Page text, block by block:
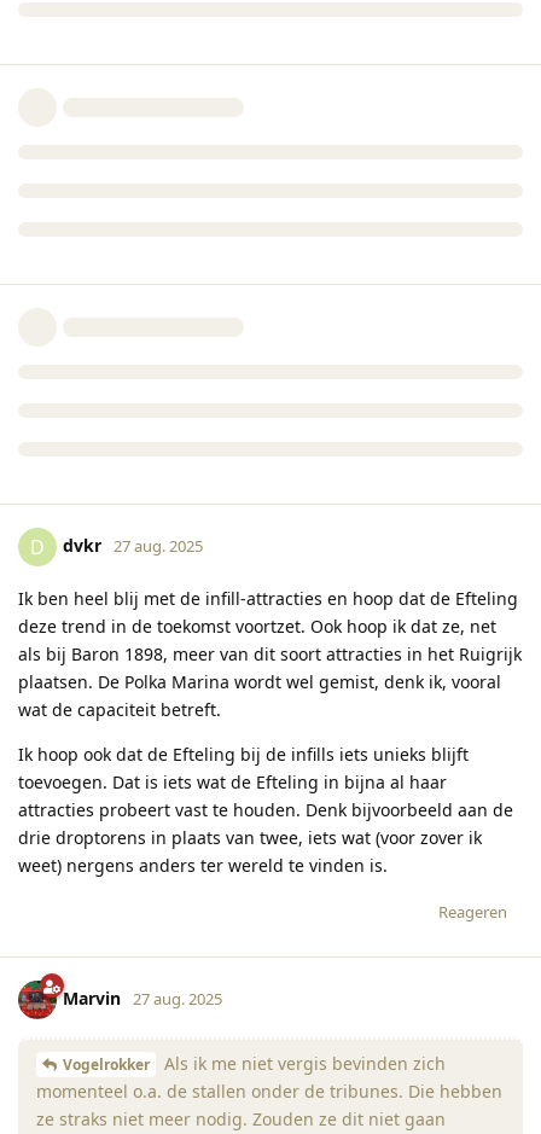
D dvkr 27 aug. 2025
Ik ben heel blij met de infill-attracties en hoop dat de Efteling
deze trend in de toekomst voortzet. Ook hoop ik dat ze, net
als bij Baron 1898, meer van dit soort attracties in het Ruigrijk
plaatsen. De Polka Marina wordt wel gemist, denk ik, vooral
wat de capaciteit betreft.
Ik hoop ook dat de Efteling bij de infills iets unieks blijft
toevoegen. Dat is iets wat de Efteling in bijna al haar
attracties probeert vast te houden. Denk bijvoorbeeld aan de
drie droptorens in plaats van twee, iets wat (voor zover ik
weet) nergens anders ter wereld te vinden is.
Reageren
Marvin 27 aug. 2025
Vogelrokker
Als ik me niet vergis bevinden zich
momenteel o.a. de stallen onder de tribunes. Die hebben
ze straks niet meer nodig. Zouden ze dit niet gaan